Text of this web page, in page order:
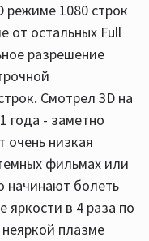
режиме 1080 строк
от остальных Full
разрешение
Смотрел 3D на
года - заметно
очень низкая
фильмах или
начинают болеть
яркости в 4 раза по
плазме